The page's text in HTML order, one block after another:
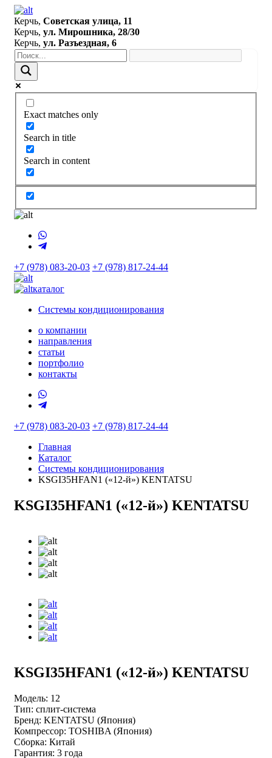
Керчь, Советская улица, 11
Керчь, ул. Мирошника, 28/30
Керчь, ул. Разъездная, 6
Exact matches only
Search in title
Search in content
+7 (978) 083-20-03 +7 (978) 817-24-44
каталог
Системы кондиционирования
о компании
направления
статьи
портфолио
контакты
+7 (978) 083-20-03 +7 (978) 817-24-44
Главная
Каталог
Системы кондиционирования
KSGI35HFAN1 («12-й») KENTATSU
KSGI35HFAN1 («12-й») KENTATSU
KSGI35HFAN1 («12-й») KENTATSU
Модель: 12
Тип: сплит-система
Бренд: KENTATSU (Япония)
Компрессор: TOSHIBA (Япония)
Сборка: Китай
Гарантия: 3 года